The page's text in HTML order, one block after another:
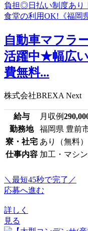
自動車マフラ
活躍中★幅広
費無料...
株式会社BREXA Next
給与 月収例
勤務地
福岡県 豊前
寮・社宅 あり（無料）
仕事内容 加工・マシ
＼最短45秒で完了／
応募へ進む
詳しく
見る